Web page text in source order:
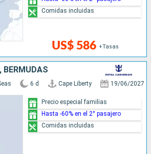
US$ 586 +Tasas
Comidas incluidas
BERMUDAS
6 d Cape Liberty 19/06/2027
Precio especial familias
Hasta -60% en el 2° pasajero
Comidas incluidas